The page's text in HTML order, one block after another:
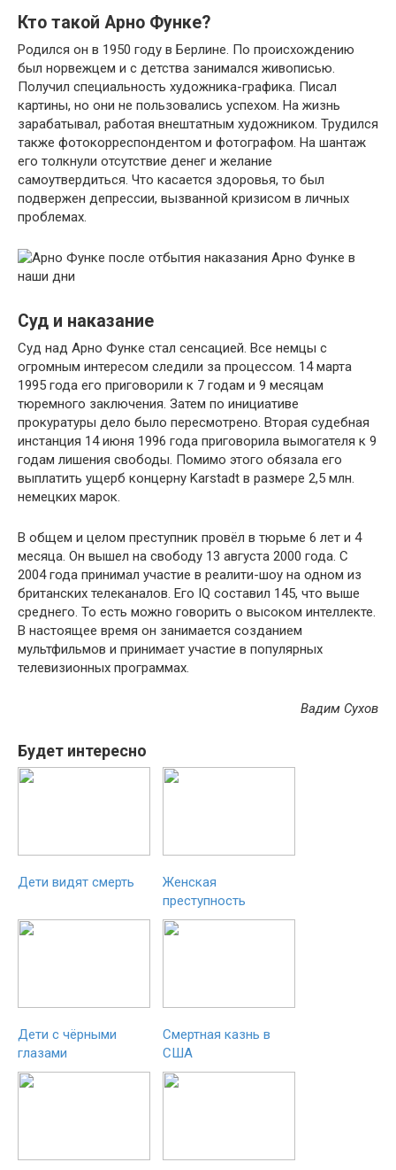
Кто такой Арно Функе?
Родился он в 1950 году в Берлине. По происхождению
был норвежцем и с детства занимался живописью.
Получил специальность художника-графика. Писал
картины, но они не пользовались успехом. На жизнь
зарабатывал, работая внештатным художником. Трудился
также фотокорреспондентом и фотографом. На шантаж
его толкнули отсутствие денег и желание
самоутвердиться. Что касается здоровья, то был
подвержен депрессии, вызванной кризисом в личных
проблемах.
Арно Функе в
наши дни
Суд и наказание
Суд над Арно Функе стал сенсацией. Все немцы с
огромным интересом следили за процессом. 14 марта
1995 года его приговорили к 7 годам и 9 месяцам
тюремного заключения. Затем по инициативе
прокуратуры дело было пересмотрено. Вторая судебная
инстанция 14 июня 1996 года приговорила вымогателя к 9
годам лишения свободы. Помимо этого обязала его
выплатить ущерб концерну Karstadt в размере 2,5 млн.
немецких марок.
В общем и целом преступник провёл в тюрьме 6 лет и 4
месяца. Он вышел на свободу 13 августа 2000 года. С
2004 года принимал участие в реалити-шоу на одном из
британских телеканалов. Его IQ составил 145, что выше
среднего. То есть можно говорить о высоком интеллекте.
В настоящее время он занимается созданием
мультфильмов и принимает участие в популярных
телевизионных программах.
Вадим Сухов
Будет интересно
Дети видят смерть
Женская
преступность
Дети с чёрными
глазами
Смертная казнь в
США